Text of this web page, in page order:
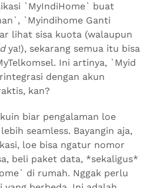
`MyIndiHome` buat
`Myindihome Ganti
lihat sisa kuota (walaupun
ya!), sekarang semua itu bisa
Ini artinya, `Myid
dengan akun
kan?
biar pengalaman loe
seamless. Bayangin aja,
loe bisa ngatur nomor
beli paket data, *sekaligus*
di rumah. Nggak perlu